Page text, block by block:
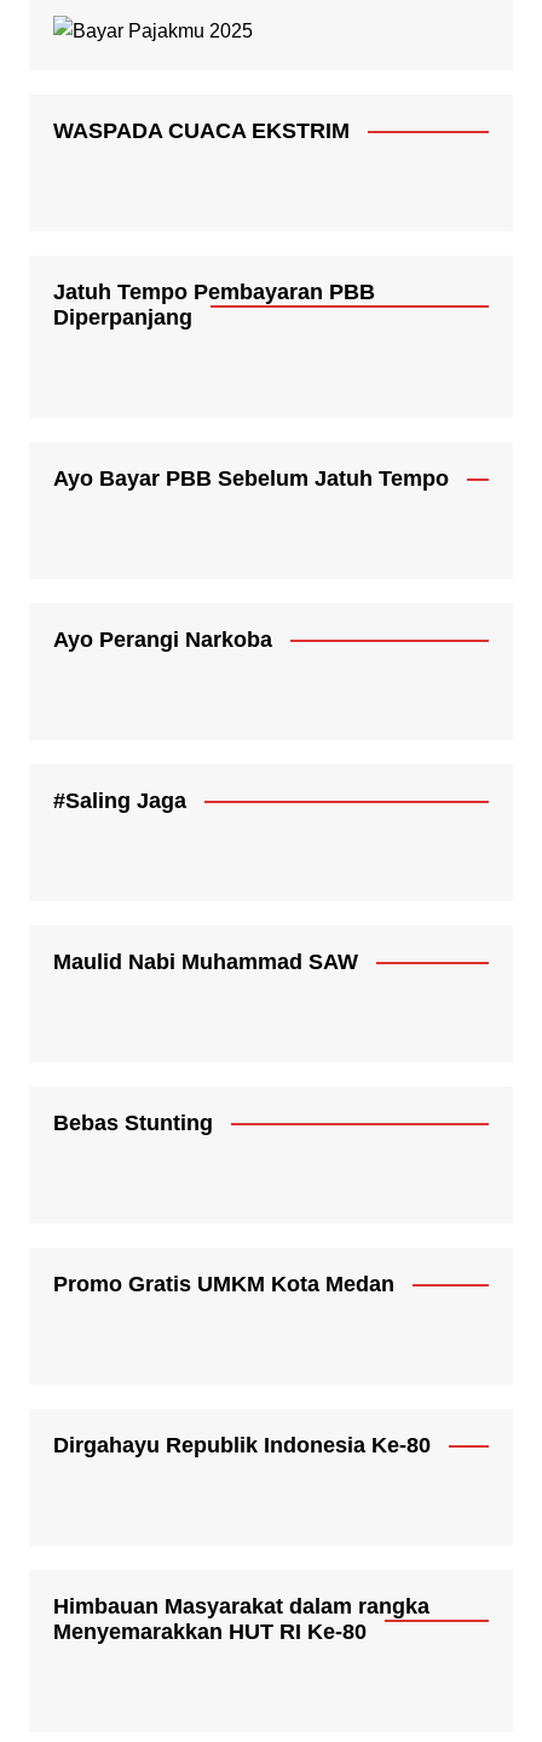
WASPADA CUACA EKSTRIM
Jatuh Tempo Pembayaran PBB
Diperpanjang
Ayo Bayar PBB Sebelum Jatuh Tempo
Ayo Perangi Narkoba
#Saling Jaga
Maulid Nabi Muhammad SAW
Bebas Stunting
Promo Gratis UMKM Kota Medan
Dirgahayu Republik Indonesia Ke-80
Himbauan Masyarakat dalam rangka
Menyemarakkan HUT RI Ke-80